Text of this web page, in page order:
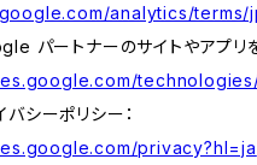
analytics/terms/
パートナーのサイトやアプ
シーポリシー：
privacy?hl=ja